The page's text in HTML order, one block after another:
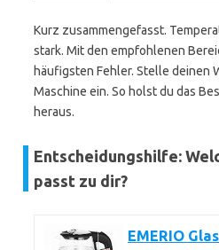
Kurz zusammengefasst.
stark. Mit den empfohlenen
häufigsten Fehler. Stelle deinen
Maschine ein. So holst du das
heraus.
Entscheidungshilfe:
passt zu dir?
EMERIO